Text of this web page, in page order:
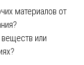
материалов от
или